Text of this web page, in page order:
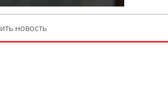
новость